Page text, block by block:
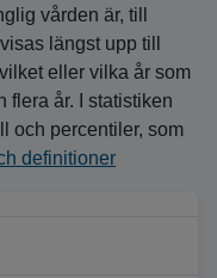
vården är, till
längst upp till
eller vilka år som
flera år. I statistiken
och percentiler, som
definitioner